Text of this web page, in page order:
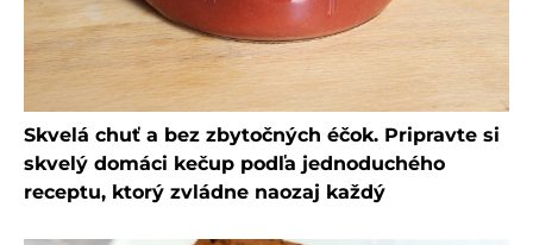
Skvelá chuť a bez zbytočných éčok. Pripravte si
skvelý domáci kečup podľa jednoduchého
receptu, ktorý zvládne naozaj každý